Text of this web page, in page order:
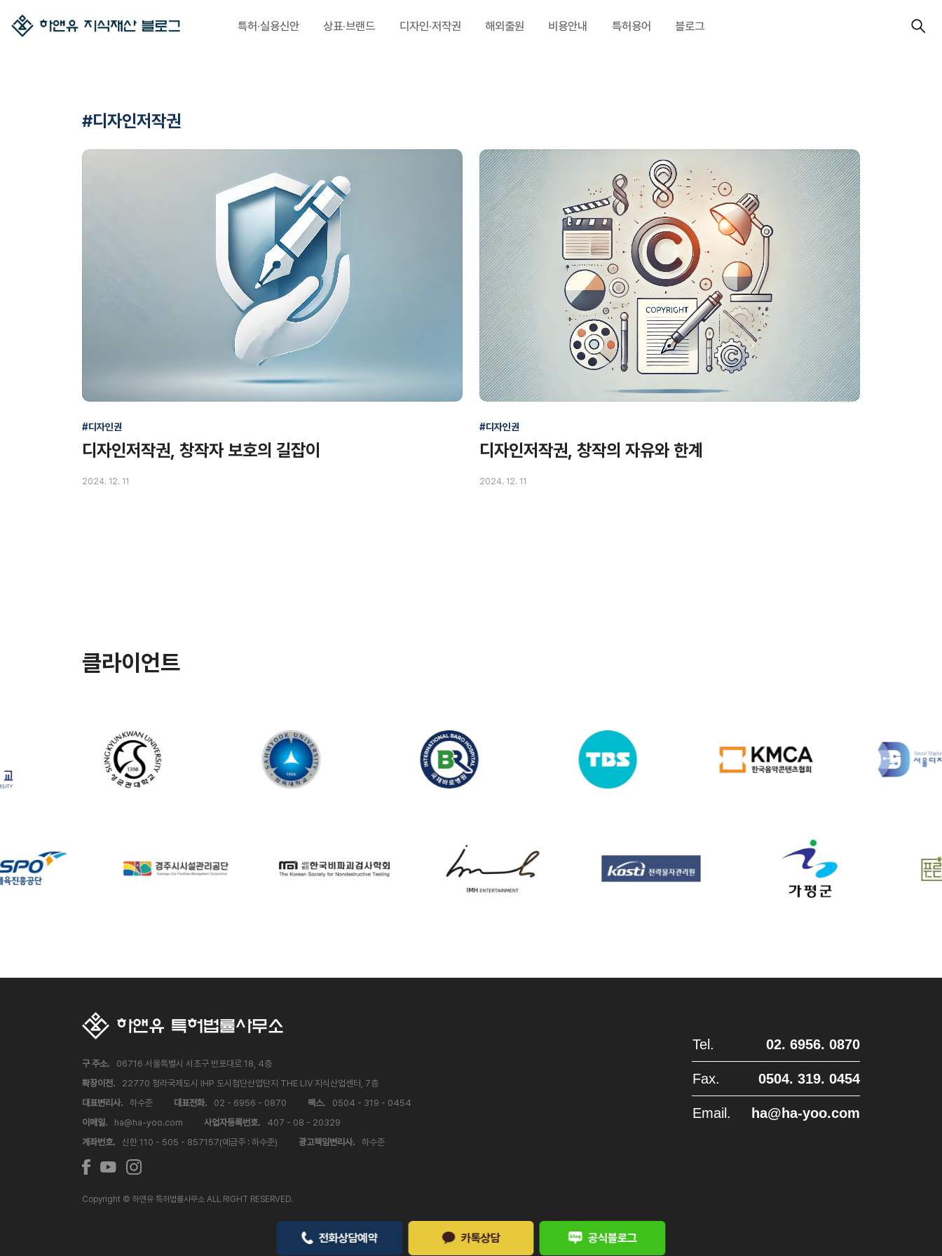
특허·실용신안 상표·브랜드 디자인·저작권 해외출원 비용안내 특허용어 블로그
전화상담예약 카톡상담 공식블로그
#디자인저작권
#디자인권
디자인저작권, 창작자 보호의 길잡이
2024. 12. 11
#디자인권
디자인저작권, 창작의 자유와 한계
2024. 12. 11
클라이언트
구 주소.
06716 서울특별시 서초구 반포대로 18, 4층
확장이전.
22770 청라국제도시 IHP 도시첨단산업단지 THE LIV 지식산업센터, 7층
대표변리사.
하수준 대표전화. 02 - 6956 - 0870 팩스.
0504 - 319 - 0454
이메일.
ha@ha-yoo.com 사업자등록번호.
407 - 08 - 20329
계좌번호.
신한 110 - 505 - 857157(예금주 : 하수준) 광고책임변리사. 하수준
Copyright © 하앤유 특허법률사무소 ALL RIGHT RESERVED.
Tel. 02. 6956. 0870
Fax. 0504. 319. 0454
Email. ha@ha-yoo.com